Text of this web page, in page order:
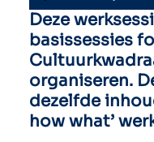
Deze
basissessies
organiseren.
dezelfde
how what’